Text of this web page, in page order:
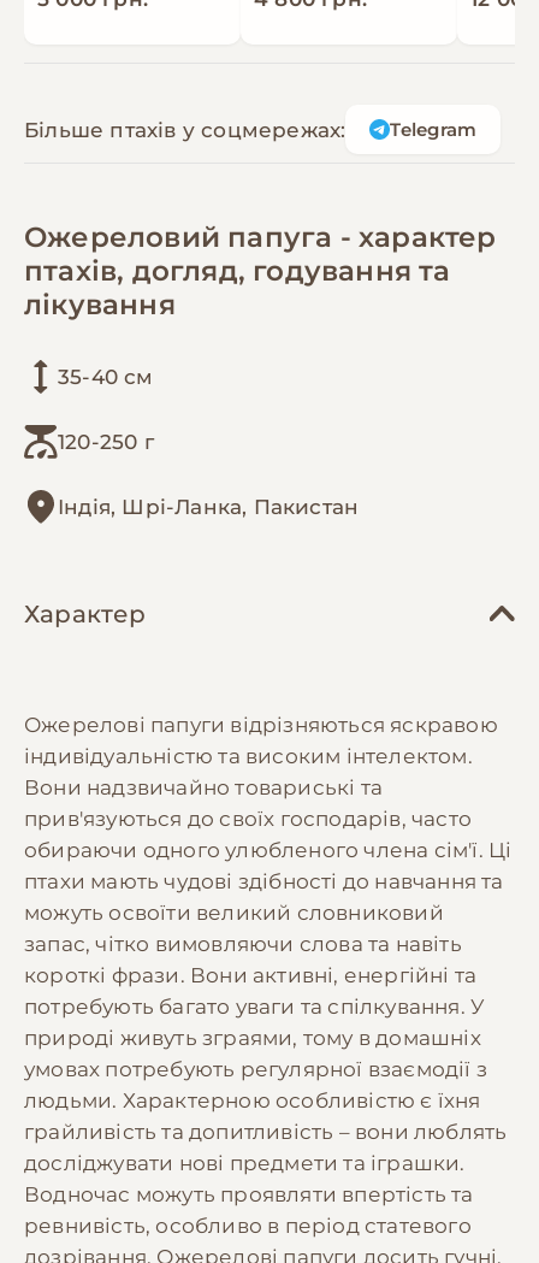
Більше птахів у соцмережах: Telegram
Ожереловий папуга - характер
птахів, догляд, годування та
лікування
35-40 см
120-250 г
Індія, Шрі-Ланка, Пакистан
Характер
Ожерелові папуги відрізняються яскравою
індивідуальністю та високим інтелектом.
Вони надзвичайно товариські та
прив'язуються до своїх господарів, часто
обираючи одного улюбленого члена сім'ї. Ці
птахи мають чудові здібності до навчання та
можуть освоїти великий словниковий
запас, чітко вимовляючи слова та навіть
короткі фрази. Вони активні, енергійні та
потребують багато уваги та спілкування. У
природі живуть зграями, тому в домашніх
умовах потребують регулярної взаємодії з
людьми. Характерною особливістю є їхня
грайливість та допитливість – вони люблять
досліджувати нові предмети та іграшки.
Водночас можуть проявляти впертість та
ревнивість, особливо в період статевого
дозрівання. Ожерелові папуги досить гучні,